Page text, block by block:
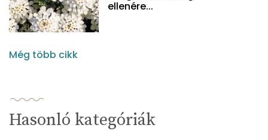
ellenére...
Még több cikk
Hasonló kategóriák